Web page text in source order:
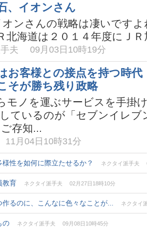
、イオンさん
オンさんの戦略は凄いです
北海道は２０１４年度にＪ
夫 09月03日10時19分
お客様との接点を持つ時代
そが勝ち残り政略
モノを運ぶサービスを手掛
ているのが「セブンイレブ
存知...
月04日10時31分
性を如何に際立たせるか？ ネクタイ派手夫
教育 ネクタイ派手夫 02月27日18時10分
るのに、こんなに色々なことが... ネクタイ
の ネクタイ派手夫 09月08日10時45分